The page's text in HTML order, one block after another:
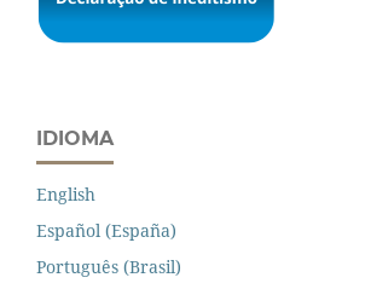
IDIOMA
English
Español (España)
Português (Brasil)